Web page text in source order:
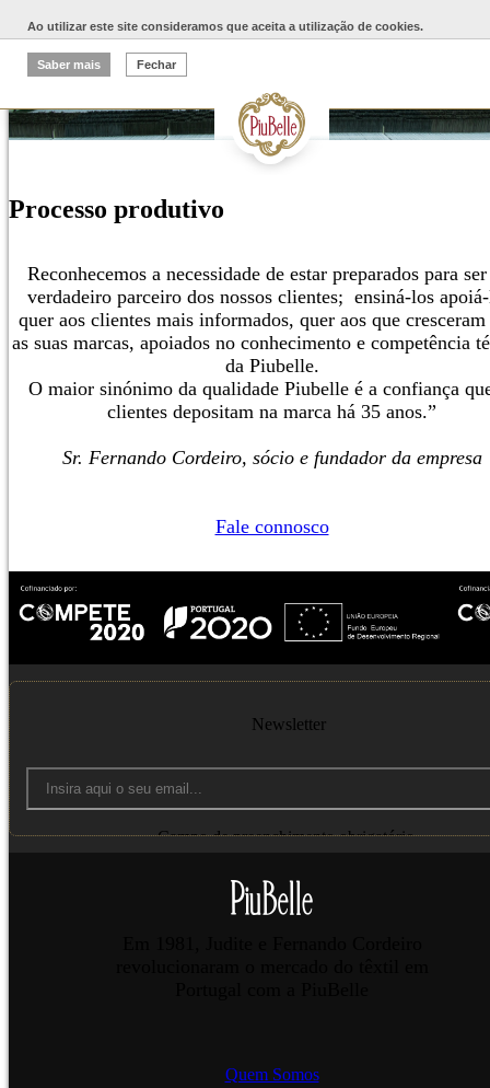
Ao utilizar este site consideramos que aceita a utilização de cookies.
Saber mais Fechar
Processo produtivo
Reconhecemos a necessidade de estar preparados para
verdadeiro parceiro dos nossos clientes; ensiná-los
quer aos clientes mais informados, quer aos que
as suas marcas, apoiados no conhecimento e competência
da Piubelle.
O maior sinónimo da qualidade Piubelle é a confiança
clientes depositam na marca há 35 anos.”
Sr. Fernando Cordeiro, sócio e fundador da empresa
Fale connosco
Newsletter
Campo de preenchimento obrigatório.
Enviar
Quem Somos